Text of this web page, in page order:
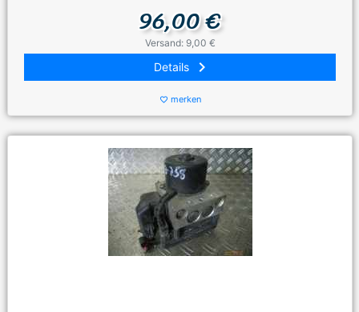
96,00 €
Versand: 9,00 €
Details keyboard_arrow_right
favorite_border merken